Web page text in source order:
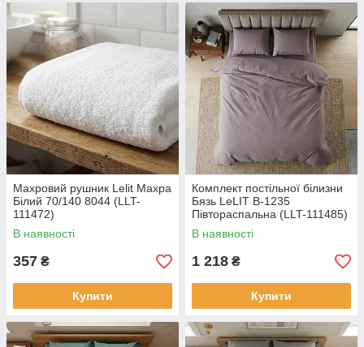
Махровий рушник Lelit Махра
Білий 70/140 8044 (LLT-
111472)
В наявності
357 ₴
Купити
Комплект постільної білизни
Бязь LeLIT B-1235
Півтораспальна (LLT-111485)
В наявності
1 218 ₴
Купити